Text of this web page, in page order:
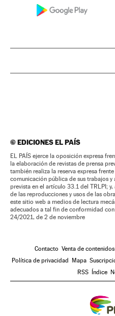
©EDICIONES EL PAÍS
EL PAÍS ejerce la oposición expresa
la elaboración de revistas de prensa
también realiza la reserva expresa
comunicación pública de sus trabajos
prevista en el artículo 33.1 del TRLPI;
de las reproducciones y usos de las
este sitio web a medios de lectura
adecuados a tal fin de conformidad
24/2021, de 2 de noviembre
Contacto Venta de contenidos
Política de privacidad Mapa
RSS Índice